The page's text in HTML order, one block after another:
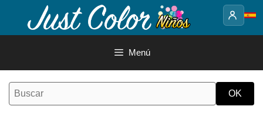
contenido
Menú